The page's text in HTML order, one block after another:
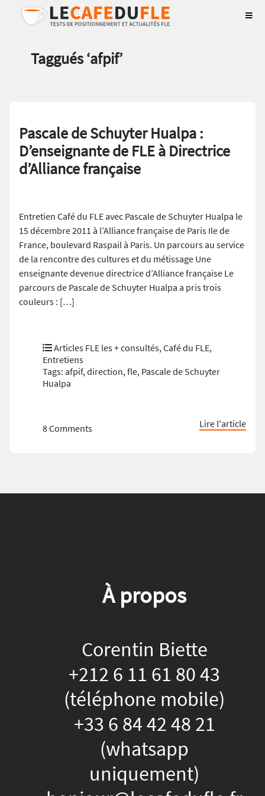
Taggués ‘afpif’
Pascale de Schuyter Hualpa :
D’enseignante de FLE à Directrice
d’Alliance française
Entretien Café du FLE avec Pascale de Schuyter Hualpa le
15 décembre 2011 à l’Alliance française de Paris Ile de
France, boulevard Raspail à Paris. Un parcours au service
de la rencontre des cultures et du métissage Une
enseignante devenue directrice d’Alliance française Le
parcours de Pascale de Schuyter Hualpa a pris trois
couleurs : […]
Articles FLE les + consultés,Café du FLE,
Entretiens
Tags: afpif,direction,fle, Pascale de Schuyter
Hualpa
8 Comments Lire l'article
À propos
Corentin Biette
+212 6 11 61 80 43
(téléphone mobile)
+33 6 84 42 48 21
(whatsapp
uniquement)